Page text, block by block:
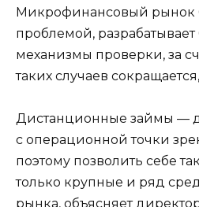
Микрофинансовый рынок
проблемой,
механизмы проверки, за
таких случаев
Дистанционные займы —
с операционной точки
поэтому позволить себе
только крупные и ряд
рынка, объясняет